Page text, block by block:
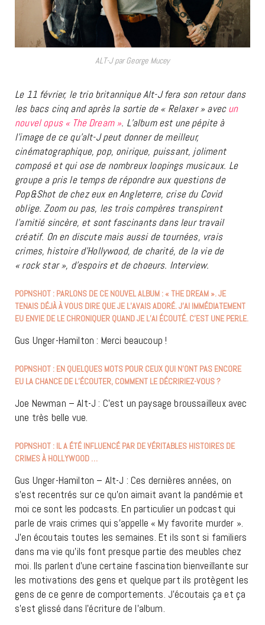
ALT-J par George Mucey
Le 11 février, le trio britannique Alt-J fera son retour dans
les bacs cinq and après la sortie de « Relaxer » avecun
nouvel opus « The Dream ». L’album est une pépite à
l’image de ce qu’alt-J peut donner de meilleur,
cinématographique, pop, onirique, puissant, joliment
composé et qui ose de nombreux loopings musicaux. Le
groupe a pris le temps de répondre aux questions de
Pop&Shot de chez eux en Angleterre, crise du Covid
oblige. Zoom ou pas, les trois compères transpirent
l’amitié sincère, et sont fascinants dans leur travail
créatif. On en discute mais aussi de tournées, vrais
crimes, histoire d’Hollywood, de charité, de la vie de
« rock star », d’espoirs et de choeurs. Interview.
POPNSHOT : PARLONS DE CE NOUVEL ALBUM : « THE DREAM ». JE
TENAIS DÉJÀ À VOUS DIRE QUE JE L’AVAIS ADORÉ. J’AI IMMÉDIATEMENT
EU ENVIE DE LE CHRONIQUER QUAND JE L’AI ÉCOUTÉ. C’EST UNE PERLE.
Gus Unger-Hamilton : Merci beaucoup !
POPNSHOT : EN QUELQUES MOTS POUR CEUX QUI N’ONT PAS ENCORE
EU LA CHANCE DE L’ÉCOUTER, COMMENT LE DÉCRIRIEZ-VOUS ?
Joe Newman – Alt-J : C’est un paysage broussailleux avec
une très belle vue.
POPNSHOT : IL A ÉTÉ INFLUENCÉ PAR DE VÉRITABLES HISTOIRES DE
CRIMES À HOLLYWOOD …
Gus Unger-Hamilton – Alt-J : Ces dernières années, on
s’est recentrés sur ce qu’on aimait avant la pandémie et
moi ce sont les podcasts. En particulier un podcast qui
parle de vrais crimes qui s’appelle « My favorite murder ».
J’en écoutais toutes les semaines. Et ils sont si familiers
dans ma vie qu’ils font presque partie des meubles chez
moi. Ils parlent d’une certaine fascination bienveillante sur
les motivations des gens et quelque part ils protègent les
gens de ce genre de comportements. J’écoutais ça et ça
s’est glissé dans l’écriture de l’album.